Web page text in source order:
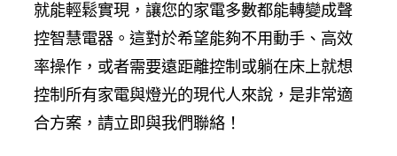
就能輕鬆實現，讓您的家電多數都能轉變成聲
控智慧電器。這對於希望能夠不用動手、高效
率操作，或者需要遠距離控制或躺在床上就想
控制所有家電與燈光的現代人來說，是非常適
合方案，請立即與我們聯絡！